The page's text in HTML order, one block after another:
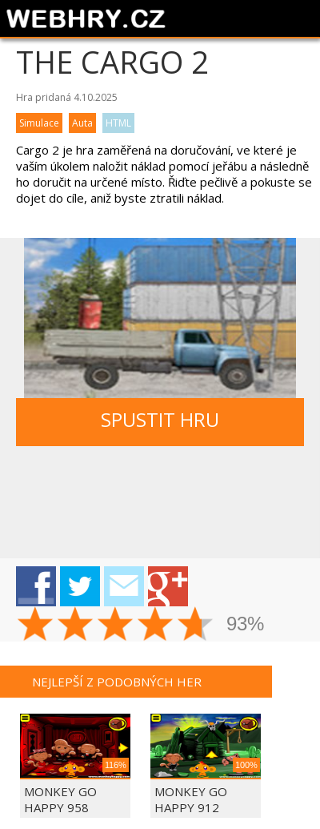
THE CARGO 2
Hra pridaná 4.10.2025
Simulace
Auta HTML
Cargo 2 je hra zaměřená na doručování, ve které je
vaším úkolem naložit náklad pomocí jeřábu a následně
ho doručit na určené místo. Řiďte pečlivě a pokuste se
dojet do cíle, aniž byste ztratili náklad.
SPUSTIT HRU
93%
NEJLEPŠÍ Z PODOBNÝCH HER
116%
MONKEY GO
HAPPY 958
100%
MONKEY GO
HAPPY 912